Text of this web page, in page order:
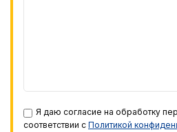
Я даю согласие на обработку
соответствии с Политикой